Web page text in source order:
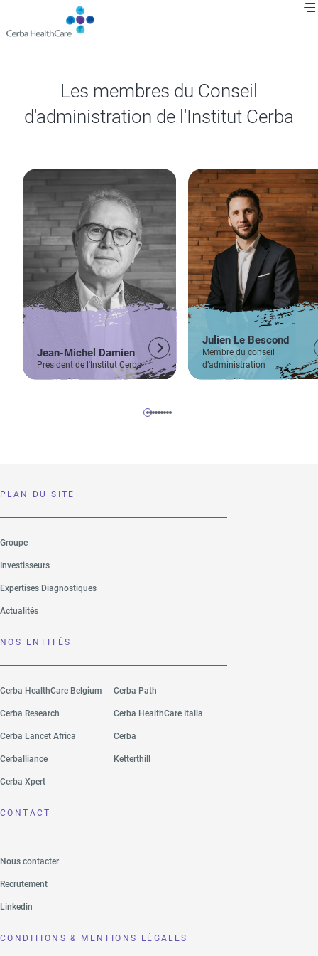
contenu
principal
d'Ariane
Les membres du Conseil
d'administration de l'Institut Cerba
Jean-Michel Damien
Président de l'Institut Cerba
Julien Le Bescond
Membre du conseil
d’administration
PLAN DU SITE
Groupe
Investisseurs
Expertises Diagnostiques
Actualités
NOS ENTITÉS
Cerba HealthCare Belgium Cerba Path
Cerba Research Cerba HealthCare Italia
Cerba Lancet Africa Cerba
Cerballiance Ketterthill
Cerba Xpert
CONTACT
Nous contacter
Recrutement
Linkedin
CONDITIONS & MENTIONS LÉGALES